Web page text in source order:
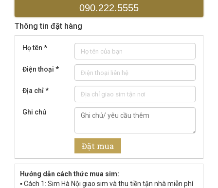
090.222.5555
Thông tin đặt hàng
Họ tên *
Điện thoại *
Địa chỉ*
Ghi chú
Hướng dẫn cách thức mua sim:
▪ Cách 1: Sim Hà Nội giao sim và thu tiền tận nhà miễn phí